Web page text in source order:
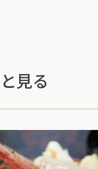
見る